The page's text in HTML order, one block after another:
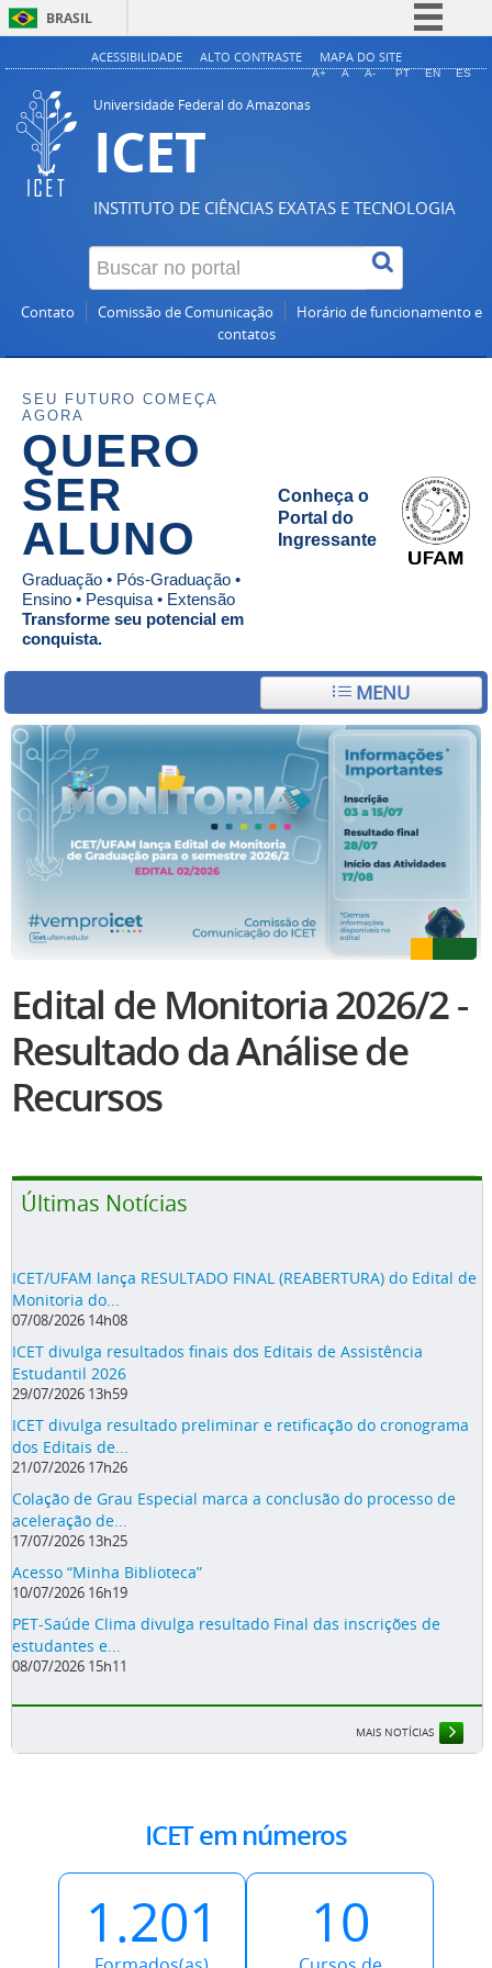
BRASIL
Simplifique!
ACESSIBILIDADE ALTO CONTRASTE MAPA DO SITE
A+ A A- PT EN ES
Universidade Federal do Amazonas
ICET
INSTITUTO DE CIÊNCIAS EXATAS E TECNOLOGIA
Contato Comissão de Comunicação
Horário de funcionamento e
contatos
SEU FUTURO COMEÇA
AGORA
QUERO
SER
ALUNO
Graduação • Pós-Graduação •
Ensino • Pesquisa • Extensão
Transforme seu potencial em
conquista.
Conheça o
Portal do
Ingressante
MENU
Edital de Monitoria 2026/2 -
Resultado da Análise de
Recursos
Últimas Notícias
ICET/UFAM lança RESULTADO FINAL (REABERTURA) do Edital de
Monitoria do...
07/08/2026 14h08
ICET divulga resultados finais dos Editais de Assistência
Estudantil 2026
29/07/2026 13h59
ICET divulga resultado preliminar e retificação do cronograma
dos Editais de...
21/07/2026 17h26
Colação de Grau Especial marca a conclusão do processo de
aceleração de...
17/07/2026 13h25
Acesso “Minha Biblioteca”
10/07/2026 16h19
PET-Saúde Clima divulga resultado Final das inscrições de
estudantes e...
08/07/2026 15h11
MAIS NOTÍCIAS
ICET em números
1.201 10